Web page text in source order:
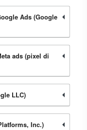
Ads (Google
ads (pixel di
LLC)
Inc.)